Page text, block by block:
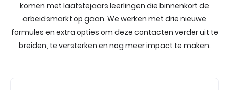
komen met laatstejaars leerlingen die binnenkort de
arbeidsmarkt op gaan. We werken met drie nieuwe
formules en extra opties om deze contacten verder uit te
breiden, te versterken en nog meer impact te maken.